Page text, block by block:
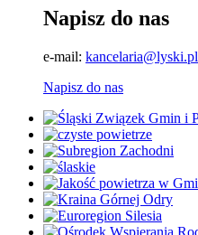
Napisz do nas
e-mail: kancelaria@lyski.pl
Napisz do nas